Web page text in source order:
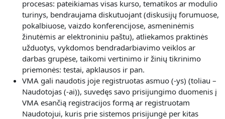
procesas: pateikiamas visas kurso, tematikos ar modulio
turinys, bendraujama diskutuojant (diskusijų forumuose,
pokalbiuose, vaizdo konferencijose, asmeninėmis
žinutėmis ar elektroniniu paštu), atliekamos praktinės
užduotys, vykdomos bendradarbiavimo veiklos ar
darbas grupėse, taikomi vertinimo ir žinių tikrinimo
priemonės: testai, apklausos ir pan.
VMA gali naudotis joje registruotas asmuo (-ys) (toliau –
Naudotojas (-ai)), suvedęs savo prisijungimo duomenis į
VMA esančią registracijos formą ar registruotam
Naudotojui, kuris prie sistemos prisijungė per kitas